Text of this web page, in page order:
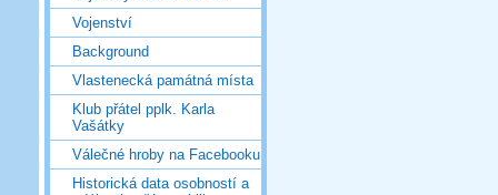
Vojenství
Background
Vlastenecká památná místa
Klub přátel pplk. Karla
Vašátky
Válečné hroby na Facebooku
Historická data osobností a